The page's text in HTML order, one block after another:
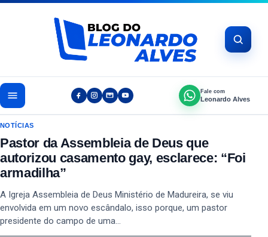
Pular para o conteúdo
Fale com
Leonardo Alves
NOTÍCIAS
Pastor da Assembleia de Deus que
autorizou casamento gay, esclarece: “Foi
armadilha”
A Igreja Assembleia de Deus Ministério de Madureira, se viu
envolvida em um novo escândalo, isso porque, um pastor
presidente do campo de uma…